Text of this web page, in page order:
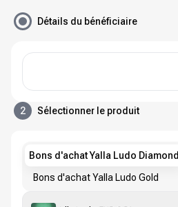
Détails du bénéficiaire
2 Sélectionner le produit
Bons d'achat Yalla Ludo Diamond
Bons d'achat Yalla Ludo Gold